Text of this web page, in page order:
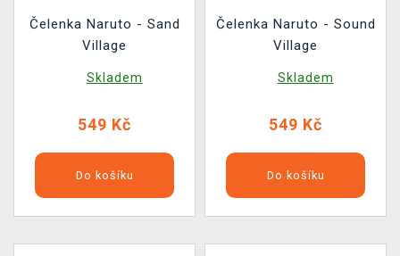
Čelenka Naruto - Sand
Village
Skladem
549 Kč
Do košíku
Čelenka Naruto - Sound
Village
Skladem
549 Kč
Do košíku